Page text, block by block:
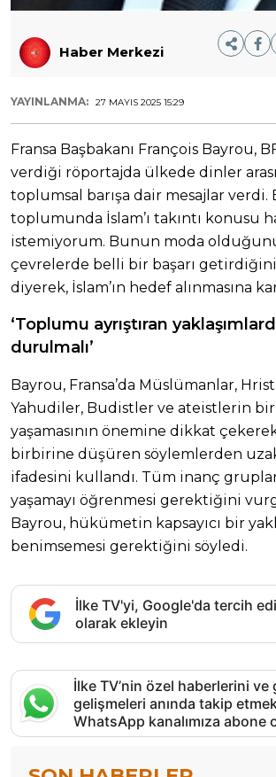
Haber Merkezi
YAYINLANMA: 27 MAYIS 2025 15:29
Fransa Başbakanı François Bayrou,
verdiği röportajda ülkede dinler
toplumsal barışa dair mesajlar verdi.
toplumunda İslam’ı takıntı konusu
istemiyorum. Bunun moda
çevrelerde belli bir başarı
diyerek, İslam’ın hedef alınmasına
‘Toplumu ayrıştıran
durulmalı’
Bayrou, Fransa’da Müslümanlar,
Yahudiler, Budistler ve ateistlerin bir
yaşamasının önemine dikkat çekerek,
birbirine düşüren söylemlerden uzak
ifadesini kullandı. Tüm inanç
yaşamayı öğrenmesi gerektiğini
Bayrou, hükümetin kapsayıcı bir
benimsemesi gerektiğini söyledi.
İlke TV'yi, Google'da tercih
olarak ekleyin
İlke TV’nin özel haberlerini ve
gelişmeleri anında takip
WhatsApp kanalımıza abone